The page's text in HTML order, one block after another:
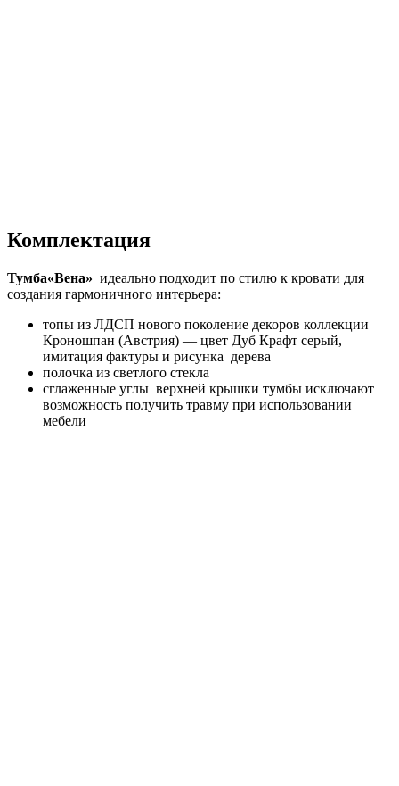
Комплектация
Тумба«Вена» идеально подходит по стилю к кровати для
создания гармоничного интерьера:
топы из ЛДСП нового поколение декоров коллекции
Кроношпан (Австрия) — цвет Дуб Крафт серый,
имитация фактуры и рисунка дерева
полочка из светлого стекла
сглаженные углы верхней крышки тумбы исключают
возможность получить травму при использовании
мебели